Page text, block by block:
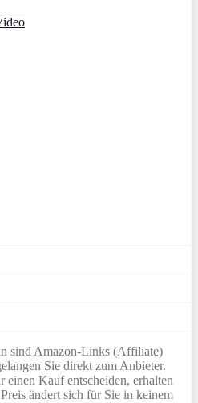
sind Amazon-Links (Affiliate)
Sie direkt zum Anbieter.
einen Kauf entscheiden, erhalten
ändert sich für Sie in keinem